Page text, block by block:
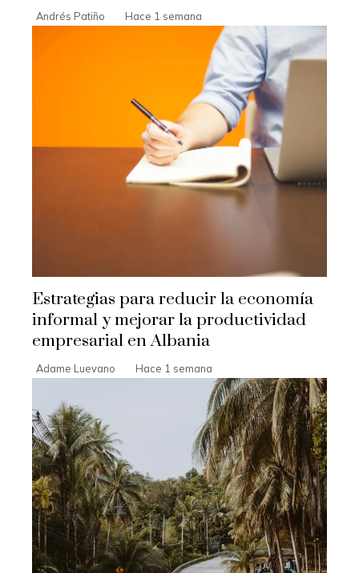
Andrés Patiño Hace 1 semana
Estrategias para reducir la economía
informal y mejorar la productividad
empresarial en Albania
Adame Luevano Hace 1 semana